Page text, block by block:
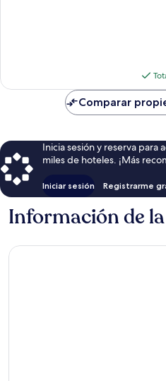
Comparar
Inicia sesión y reserva para
miles de hoteles. ¡Más
Iniciar sesión Registrarme
Información de